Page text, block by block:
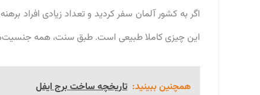
اگر به کشور آلمان سفر کردید و تعداد زیادی افراد
این چیزی کاملا طبیعی است. طبق سنت، همه
همچنین ببینید: تاریخچه ساخت برج ایفل